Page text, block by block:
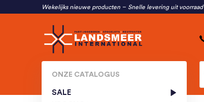
Wekelijks nieuwe producten Snelle levering uit voorraad
ONZE CATALOGUS
SALE